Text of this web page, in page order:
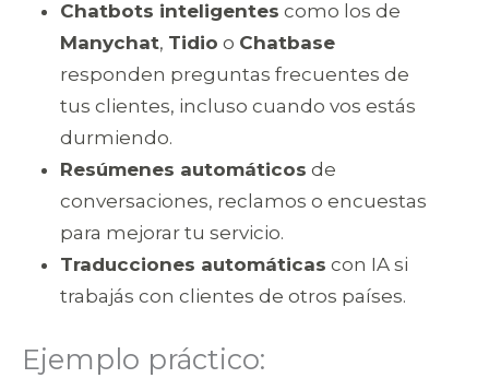
Chatbots inteligentes como los de
Manychat, Tidio o Chatbase
responden preguntas frecuentes de
tus clientes, incluso cuando vos estás
durmiendo.
Resúmenes automáticos de
conversaciones, reclamos o encuestas
para mejorar tu servicio.
Traducciones automáticas con IA si
trabajás con clientes de otros países.
Ejemplo práctico: